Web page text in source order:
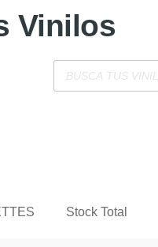
Vinilos
Stock Total